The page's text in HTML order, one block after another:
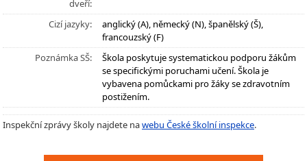
dveří:
Cizí jazyky:
anglický (A), německý (N), španělský (Š),
francouzský (F)
Poznámka SŠ:
Škola poskytuje systematickou podporu žákům
se specifickými poruchami učení. Škola je
vybavena pomůckami pro žáky se zdravotním
postižením.
Inspekční zprávy školy najdete nawebu České školní inspekce.